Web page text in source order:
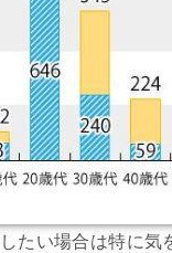
たい場合は特に